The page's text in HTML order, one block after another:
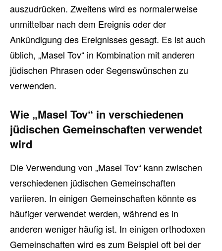
auszudrücken. Zweitens wird es normalerweise
unmittelbar nach dem Ereignis oder der
Ankündigung des Ereignisses gesagt. Es ist auch
üblich, „Masel Tov“ in Kombination mit anderen
jüdischen Phrasen oder Segenswünschen zu
verwenden.
Wie „Masel Tov“ in verschiedenen
jüdischen Gemeinschaften verwendet
wird
Die Verwendung von „Masel Tov“ kann zwischen
verschiedenen jüdischen Gemeinschaften
variieren. In einigen Gemeinschaften könnte es
häufiger verwendet werden, während es in
anderen weniger häufig ist. In einigen orthodoxen
Gemeinschaften wird es zum Beispiel oft bei der